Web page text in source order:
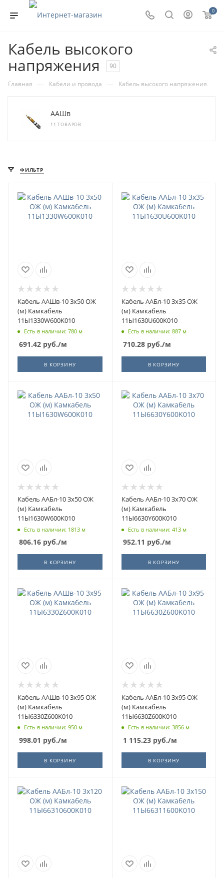
0
Кабель высокого
напряжения
90
Главная — Кабели и провода — Кабель высокого напряжения
ААШв
11 ТОВАРОВ
ФИЛЬТР
Кабель ААШв-10 3х50 ОЖ
(м) Камкабель
11Ы1330W600K010
Есть в наличии: 780 м
691.42 руб./м
В КОРЗИНУ
Кабель ААБл-10 3х35 ОЖ
(м) Камкабель
11Ы1630U600K010
Есть в наличии: 887 м
710.28руб./м
В КОРЗИНУ
Кабель ААБл-10 3х50 ОЖ
(м) Камкабель
11Ы1630W600K010
Есть в наличии: 1813 м
806.16 руб./м
В КОРЗИНУ
Кабель ААБл-10 3х70 ОЖ
(м) Камкабель
11Ы6630Y600K010
Есть в наличии: 413 м
952.11 руб./м
В КОРЗИНУ
Кабель ААШв-10 3х95 ОЖ
(м) Камкабель
11Ы6330Z600K010
Есть в наличии: 950 м
998.01 руб./м
В КОРЗИНУ
Кабель ААБл-10 3х95 ОЖ
(м) Камкабель
11Ы6630Z600K010
Есть в наличии: 3856 м
1 115.23руб./м
В КОРЗИНУ